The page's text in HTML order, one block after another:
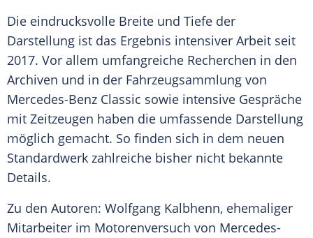
Die eindrucksvolle Breite und Tiefe der
Darstellung ist das Ergebnis intensiver Arbeit seit
2017. Vor allem umfangreiche Recherchen in den
Archiven und in der Fahrzeugsammlung von
Mercedes-Benz Classic sowie intensive Gespräche
mit Zeitzeugen haben die umfassende Darstellung
möglich gemacht. So finden sich in dem neuen
Standardwerk zahlreiche bisher nicht bekannte
Details.
Zu den Autoren: Wolfgang Kalbhenn, ehemaliger
Mitarbeiter im Motorenversuch von Mercedes-